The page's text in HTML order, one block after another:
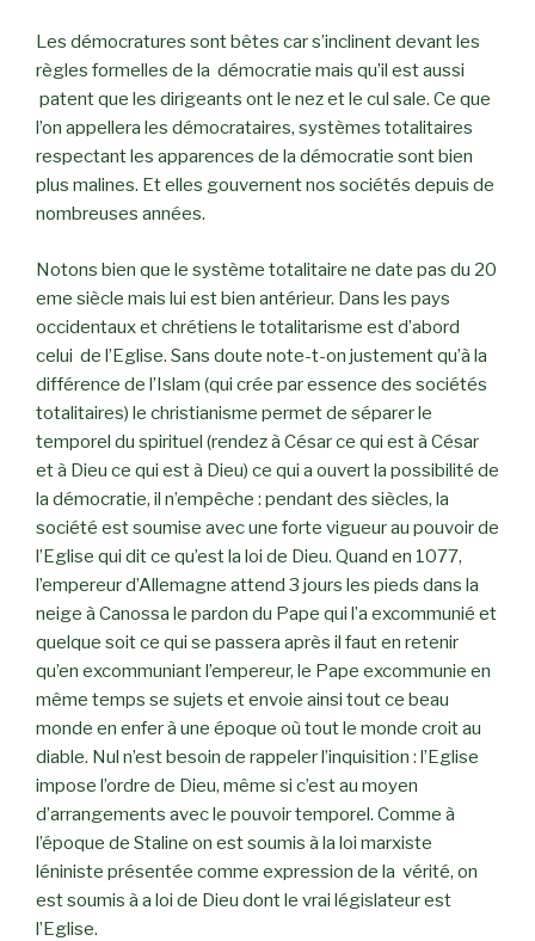
Les démocratures sont bêtes car s’inclinent devant les
règles formelles de la démocratie mais qu’il est aussi
patent que les dirigeants ont le nez et le cul sale. Ce que
l’on appellera les démocrataires, systèmes totalitaires
respectant les apparences de la démocratie sont bien
plus malines. Et elles gouvernent nos sociétés depuis de
nombreuses années.
Notons bien que le système totalitaire ne date pas du 20
eme siècle mais lui est bien antérieur. Dans les pays
occidentaux et chrétiens le totalitarisme est d’abord
celui de l’Eglise. Sans doute note-t-on justement qu’à la
différence de l’Islam (qui crée par essence des sociétés
totalitaires) le christianisme permet de séparer le
temporel du spirituel (rendez à César ce qui est à César
et à Dieu ce qui est à Dieu) ce qui a ouvert la possibilité de
la démocratie, il n’empêche : pendant des siècles, la
société est soumise avec une forte vigueur au pouvoir de
l’Eglise qui dit ce qu’est la loi de Dieu. Quand en 1077,
l’empereur d’Allemagne attend 3 jours les pieds dans la
neige à Canossa le pardon du Pape qui l’a excommunié et
quelque soit ce qui se passera après il faut en retenir
qu’en excommuniant l’empereur, le Pape excommunie en
même temps se sujets et envoie ainsi tout ce beau
monde en enfer à une époque où tout le monde croit au
diable. Nul n’est besoin de rappeler l’inquisition : l’Eglise
impose l’ordre de Dieu, même si c’est au moyen
d’arrangements avec le pouvoir temporel. Comme à
l’époque de Staline on est soumis à la loi marxiste
léniniste présentée comme expression de la vérité, on
est soumis à a loi de Dieu dont le vrai législateur est
l’Eglise.